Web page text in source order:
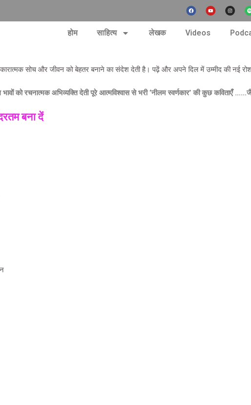
pr1kL7kJQ
content
F
a
c
e
o
o
Y
o
u
t
e
I
n
s
t
g
r
t
f
होम साहित्य लेखक Videos
सोच और जीवन को बेहतर बनाने का संदेश देती है। पढ़ें और अपने दिल में उम्मीद की नई
को रचनात्मक अभिव्यक्ति देती पूरे आत्मविश्वास से भरी ‘नीलम स्वर्णकार’ की कुछ
बना दें